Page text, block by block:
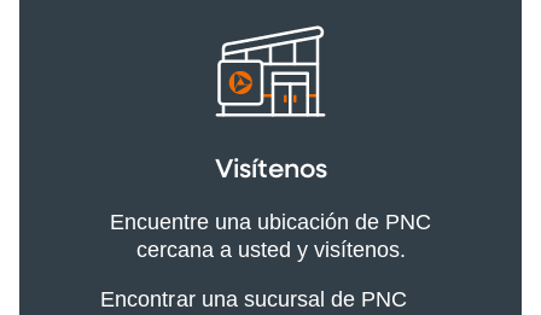
Visítenos
Encuentre una ubicación de PNC
cercana a usted y visítenos.
Encontrar una sucursal de PNC